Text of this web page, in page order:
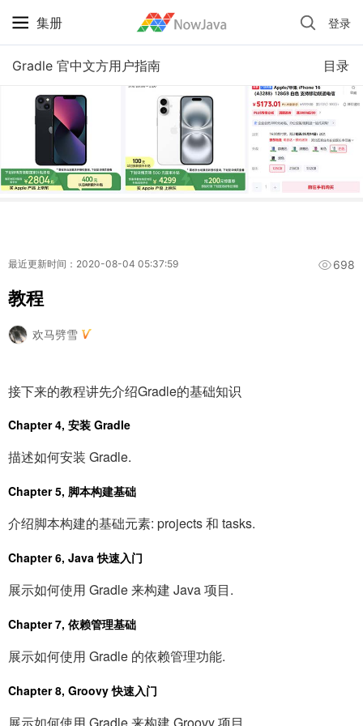
集册 登录
目录
Gradle 官中文方用户指南
iPhone 京东自营 + 国补 / 历史最低价
最近更新时间：2020-08-04 05:37:59 698
教程
欢马劈雪
接下来的教程讲先介绍Gradle的基础知识
Chapter 4, 安装 Gradle
描述如何安装 Gradle.
Chapter 5, 脚本构建基础
介绍脚本构建的基础元素: projects 和 tasks.
Chapter 6, Java 快速入门
展示如何使用 Gradle 来构建 Java 项目.
Chapter 7, 依赖管理基础
展示如何使用 Gradle 的依赖管理功能.
Chapter 8, Groovy 快速入门
展示如何使用 Gradle 来构建 Groovy 项目.